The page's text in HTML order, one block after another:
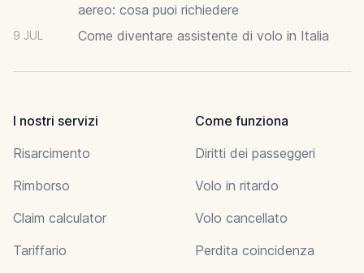
aereo: cosa puoi richiedere
9 JUL Come diventare assistente di volo in Italia
I nostri servizi
Risarcimento
Rimborso
Claim calculator
Tariffario
Come funziona
Diritti dei passeggeri
Volo in ritardo
Volo cancellato
Perdita coincidenza